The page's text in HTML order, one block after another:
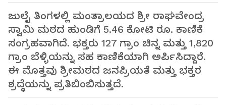
ಜುಲೈ ತಿಂಗಳಲ್ಲಿ ಮಂತ್ರಾಲಯದ ಶ್ರೀ ರಾಘವೇಂದ್ರ
ಸ್ವಾಮಿ ಮಠದ ಹುಂಡಿಗೆ 5.46 ಕೋಟಿ ರೂ. ಕಾಣಿಕೆ
ಸಂಗ್ರಹವಾಗಿದೆ. ಭಕ್ತರು 127 ಗ್ರಾಂ ಚಿನ್ನ ಮತ್ತು 1,820
ಗ್ರಾಂ ಬೆಳ್ಳಿಯನ್ನು ಸಹ ಕಾಣಿಕೆಯಾಗಿ ಅರ್ಪಿಸಿದ್ದಾರೆ.
ಈ ಮೊತ್ತವು ಶ್ರೀಮಠದ ಜನಪ್ರಿಯತೆ ಮತ್ತು ಭಕ್ತರ
ಶ್ರದ್ಧೆಯನ್ನು ಪ್ರತಿಬಿಂಬಿಸುತ್ತದೆ.